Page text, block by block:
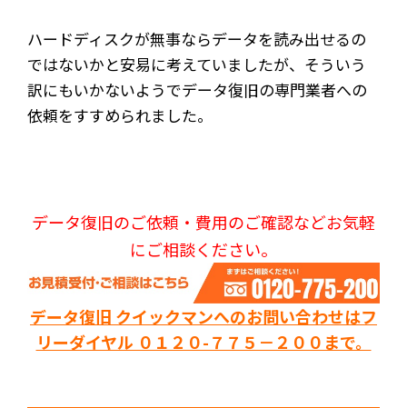
ハードディスクが無事ならデータを読み出せるの
ではないかと安易に考えていましたが、そういう
訳にもいかないようでデータ復旧の専門業者への
依頼をすすめられました。
データ復旧のご依頼・費用のご確認などお気軽
にご相談ください。
データ復旧 クイックマンへのお問い合わせはフ
リーダイヤル ０１２０-７７５－２００まで。